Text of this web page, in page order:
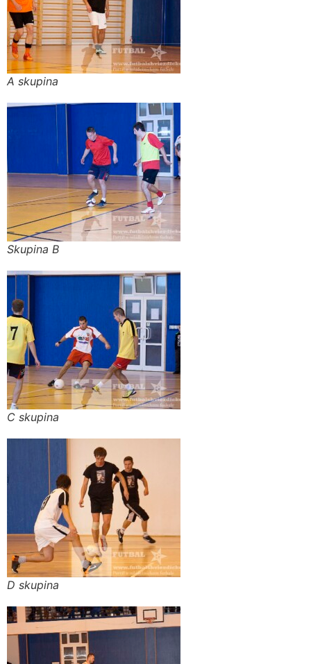
A skupina
Skupina B
C skupina
D skupina